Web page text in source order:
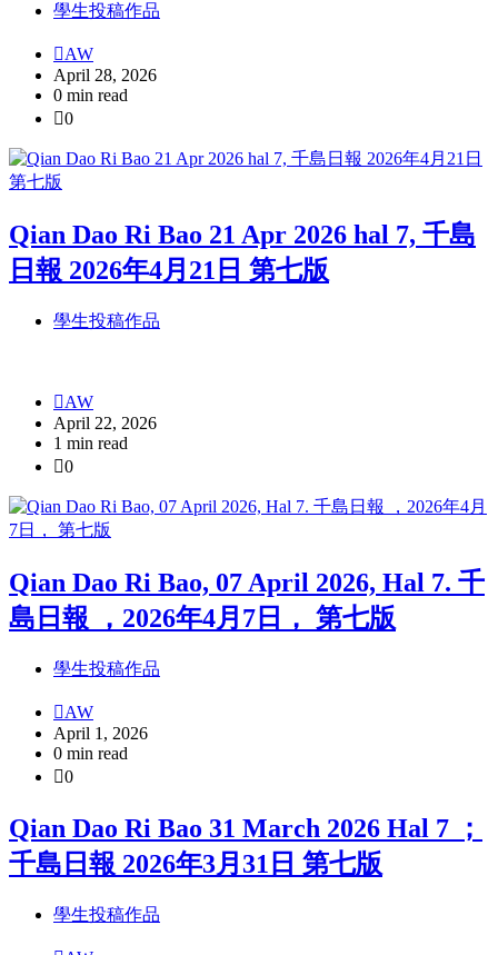
學生投稿作品
AW
April 28, 2026
0 min read
0
Qian Dao Ri Bao 21 Apr 2026 hal 7, 千島
日報 2026年4月21日 第七版
學生投稿作品
AW
April 22, 2026
1 min read
0
Qian Dao Ri Bao, 07 April 2026, Hal 7. 千
島日報 ，2026年4月7日， 第七版
學生投稿作品
AW
April 1, 2026
0 min read
0
Qian Dao Ri Bao 31 March 2026 Hal 7 ；
千島日報 2026年3月31日 第七版
學生投稿作品